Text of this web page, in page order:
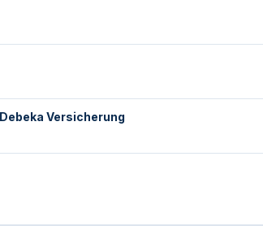
Versicherung